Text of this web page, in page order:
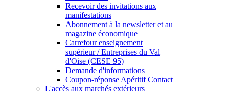
Recevoir des invitations aux
manifestations
Abonnement à la newsletter et au
magazine économique
Carrefour enseignement
supérieur / Entreprises du Val
d'Oise (CESE 95)
Demande d'informations
Coupon-réponse Apéritif Contact
L'accès aux marchés extérieurs